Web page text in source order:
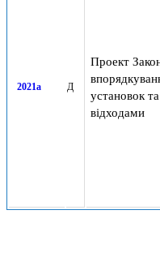
2021а Д
Проект
установок
відходами